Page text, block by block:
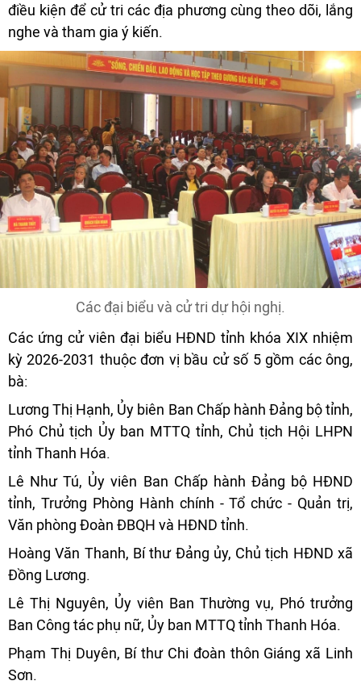
điều kiện để cử tri các địa phương cùng theo dõi, lắng
nghe và tham gia ý kiến.
Các đại biểu và cử tri dự hội nghị.
Các ứng cử viên đại biểu HĐND tỉnh khóa XIX nhiệm
kỳ 2026-2031 thuộc đơn vị bầu cử số 5 gồm các ông,
bà:
Lương Thị Hạnh, Ủy biên Ban Chấp hành Đảng bộ tỉnh,
Phó Chủ tịch Ủy ban MTTQ tỉnh, Chủ tịch Hội LHPN
tỉnh Thanh Hóa.
Lê Như Tú, Ủy viên Ban Chấp hành Đảng bộ HĐND
tỉnh, Trưởng Phòng Hành chính - Tổ chức - Quản trị,
Văn phòng Đoàn ĐBQH và HĐND tỉnh.
Hoàng Văn Thanh, Bí thư Đảng ủy, Chủ tịch HĐND xã
Đồng Lương.
Lê Thị Nguyên, Ủy viên Ban Thường vụ, Phó trưởng
Ban Công tác phụ nữ, Ủy ban MTTQ tỉnh Thanh Hóa.
Phạm Thị Duyên, Bí thư Chi đoàn thôn Giáng xã Linh
Sơn.